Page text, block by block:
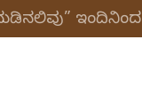
ಇಂದಿನಿಂದ